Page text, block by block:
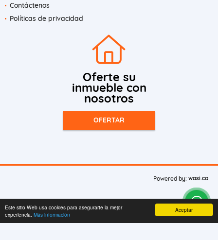
Aceptar
Este sitio Web usa cookies para asegurarte la mejor
experiencia. Más información
Contáctenos
Políticas de privacidad
Oferte su
inmueble con
nosotros
OFERTAR
Powered by: wasi.co